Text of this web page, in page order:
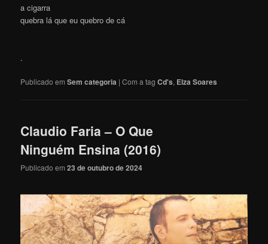
a cigarra
quebra lá que eu quebro de cá
.
Publicado em Sem categoria |Com a tagCd's, Elza Soares
Claudio Faria – O Que
Ninguém Ensina (2016)
Publicado em23 de outubro de 2024